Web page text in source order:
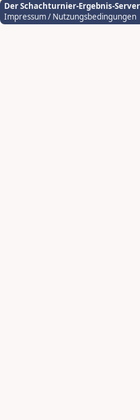
Der Schachturnier-Ergebnis-Server
Impressum / Nutzungsbedingungen